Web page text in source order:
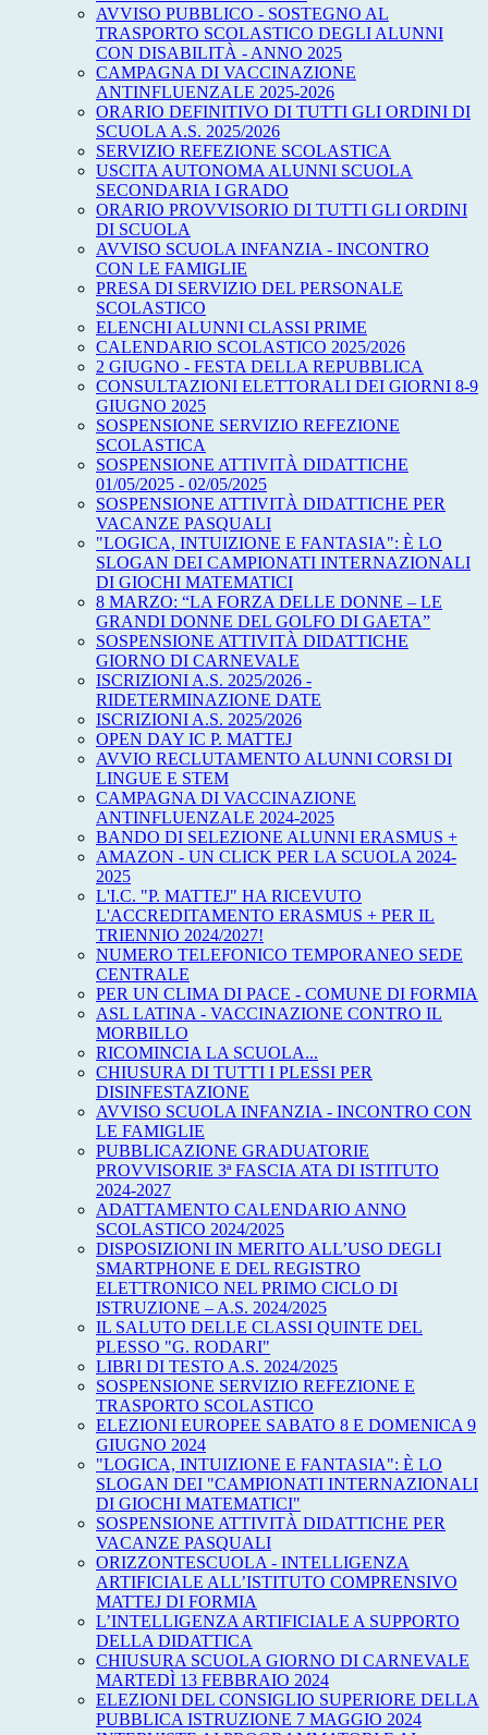
AVVISO PUBBLICO - SOSTEGNO AL
TRASPORTO SCOLASTICO DEGLI ALUNNI
CON DISABILITÀ - ANNO 2025
CAMPAGNA DI VACCINAZIONE
ANTINFLUENZALE 2025-2026
ORARIO DEFINITIVO DI TUTTI GLI ORDINI DI
SCUOLA A.S. 2025/2026
SERVIZIO REFEZIONE SCOLASTICA
USCITA AUTONOMA ALUNNI SCUOLA
SECONDARIA I GRADO
ORARIO PROVVISORIO DI TUTTI GLI ORDINI
DI SCUOLA
AVVISO SCUOLA INFANZIA - INCONTRO
CON LE FAMIGLIE
PRESA DI SERVIZIO DEL PERSONALE
SCOLASTICO
ELENCHI ALUNNI CLASSI PRIME
CALENDARIO SCOLASTICO 2025/2026
2 GIUGNO - FESTA DELLA REPUBBLICA
CONSULTAZIONI ELETTORALI DEI GIORNI 8-9
GIUGNO 2025
SOSPENSIONE SERVIZIO REFEZIONE
SCOLASTICA
SOSPENSIONE ATTIVITÀ DIDATTICHE
01/05/2025 - 02/05/2025
SOSPENSIONE ATTIVITÀ DIDATTICHE PER
VACANZE PASQUALI
"LOGICA, INTUIZIONE E FANTASIA": È LO
SLOGAN DEI CAMPIONATI INTERNAZIONALI
DI GIOCHI MATEMATICI
8 MARZO: “LA FORZA DELLE DONNE – LE
GRANDI DONNE DEL GOLFO DI GAETA”
SOSPENSIONE ATTIVITÀ DIDATTICHE
GIORNO DI CARNEVALE
ISCRIZIONI A.S. 2025/2026 -
RIDETERMINAZIONE DATE
ISCRIZIONI A.S. 2025/2026
OPEN DAY IC P. MATTEJ
AVVIO RECLUTAMENTO ALUNNI CORSI DI
LINGUE E STEM
CAMPAGNA DI VACCINAZIONE
ANTINFLUENZALE 2024-2025
BANDO DI SELEZIONE ALUNNI ERASMUS +
AMAZON - UN CLICK PER LA SCUOLA 2024-
2025
L'I.C. "P. MATTEJ" HA RICEVUTO
L'ACCREDITAMENTO ERASMUS + PER IL
TRIENNIO 2024/2027!
NUMERO TELEFONICO TEMPORANEO SEDE
CENTRALE
PER UN CLIMA DI PACE - COMUNE DI FORMIA
ASL LATINA - VACCINAZIONE CONTRO IL
MORBILLO
RICOMINCIA LA SCUOLA...
CHIUSURA DI TUTTI I PLESSI PER
DISINFESTAZIONE
AVVISO SCUOLA INFANZIA - INCONTRO CON
LE FAMIGLIE
PUBBLICAZIONE GRADUATORIE
PROVVISORIE 3ª FASCIA ATA DI ISTITUTO
2024-2027
ADATTAMENTO CALENDARIO ANNO
SCOLASTICO 2024/2025
DISPOSIZIONI IN MERITO ALL’USO DEGLI
SMARTPHONE E DEL REGISTRO
ELETTRONICO NEL PRIMO CICLO DI
ISTRUZIONE – A.S. 2024/2025
IL SALUTO DELLE CLASSI QUINTE DEL
PLESSO "G. RODARI"
LIBRI DI TESTO A.S. 2024/2025
SOSPENSIONE SERVIZIO REFEZIONE E
TRASPORTO SCOLASTICO
ELEZIONI EUROPEE SABATO 8 E DOMENICA 9
GIUGNO 2024
"LOGICA, INTUIZIONE E FANTASIA": È LO
SLOGAN DEI "CAMPIONATI INTERNAZIONALI
DI GIOCHI MATEMATICI"
SOSPENSIONE ATTIVITÀ DIDATTICHE PER
VACANZE PASQUALI
ORIZZONTESCUOLA - INTELLIGENZA
ARTIFICIALE ALL’ISTITUTO COMPRENSIVO
MATTEJ DI FORMIA
L’INTELLIGENZA ARTIFICIALE A SUPPORTO
DELLA DIDATTICA
CHIUSURA SCUOLA GIORNO DI CARNEVALE
MARTEDÌ 13 FEBBRAIO 2024
ELEZIONI DEL CONSIGLIO SUPERIORE DELLA
PUBBLICA ISTRUZIONE 7 MAGGIO 2024